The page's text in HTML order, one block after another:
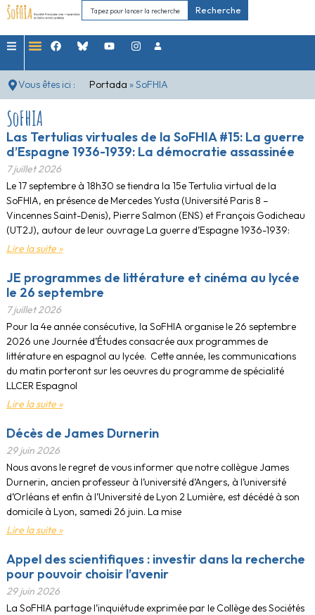
Recherche
Vous êtes ici : Portada »SoFHIA
SoFHIA
Las Tertulias virtuales de la SoFHIA #15: La guerre
d’Espagne 1936-1939: La démocratie assassinée
7 juillet 2026
Le 17 septembre à 18h30 se tiendra la 15e Tertulia virtual de la
SoFHIA, en présence de Mercedes Yusta (Université Paris 8 –
Vincennes Saint-Denis), Pierre Salmon (ENS) et François Godicheau
(UT2J), autour de leur ouvrage La guerre d’Espagne 1936-1939:
Lire la suite »
JE programmes de littérature et cinéma au lycée
le 26 septembre
7 juillet 2026
Pour la 4e année consécutive, la SoFHIA organise le 26 septembre
2026 une Journée d’Études consacrée aux programmes de
littérature en espagnol au lycée. Cette année, les communications
du matin porteront sur les oeuvres du programme de spécialité
LLCER Espagnol
Lire la suite »
Décès de James Durnerin
29 juin 2026
Nous avons le regret de vous informer que notre collègue James
Durnerin, ancien professeur à l’université d’Angers, à l’université
d’Orléans et enfin à l’Université de Lyon 2 Lumière, est décédé à son
domicile à Lyon, samedi 26 juin. La mise
Lire la suite »
Appel des scientifiques : investir dans la recherche
pour pouvoir choisir l’avenir
29 juin 2026
La SoFHIA partage l’inquiétude exprimée par le Collège des Sociétés